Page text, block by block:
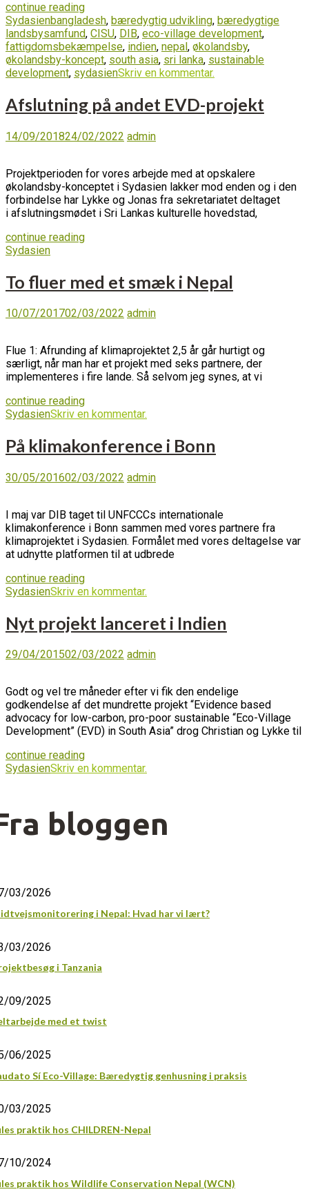
continue reading
Sydasienbangladesh, bæredygtig udvikling, bæredygtige
landsbysamfund, CISU, DIB, eco-village development,
fattigdomsbekæmpelse, indien, nepal , økolandsby,
økolandsby-koncept, south asia, sri lanka, sustainable
development, sydasienSkriv en kommentar.
Afslutning på andet EVD-projekt
14/09/201824/02/2022 admin
Projektperioden for vores arbejde med at opskalere
økolandsby-konceptet i Sydasien lakker mod enden og i den
forbindelse har Lykke og Jonas fra sekretariatet deltaget
i afslutningsmødet i Sri Lankas kulturelle hovedstad,
continue reading
Sydasien
To fluer med et smæk i Nepal
10/07/201702/03/2022 admin
Flue 1: Afrunding af klimaprojektet 2,5 år går hurtigt og
særligt, når man har et projekt med seks partnere, der
implementeres i fire lande. Så selvom jeg synes, at vi
continue reading
SydasienSkriv en kommentar.
På klimakonference i Bonn
30/05/201602/03/2022 admin
I maj var DIB taget til UNFCCCs internationale
klimakonference i Bonn sammen med vores partnere fra
klimaprojektet i Sydasien. Formålet med vores deltagelse var
at udnytte platformen til at udbrede
continue reading
SydasienSkriv en kommentar.
Nyt projekt lanceret i Indien
29/04/201502/03/2022 admin
Godt og vel tre måneder efter vi fik den endelige
godkendelse af det mundrette projekt “Evidence based
advocacy for low-carbon, pro-poor sustainable “Eco-Village
Development” (EVD) in South Asia” drog Christian og Lykke til
continue reading
SydasienSkriv en kommentar.
bloggen
03/2026
i Nepal: Hvad har vi lært?
03/2026
i Tanzania
09/2025
med et twist
06/2025
Sí Eco-Village: Bæredygtig genhusning i praksis
03/2025
praktik hos CHILDREN-Nepal
10/2024
praktik hos Wildlife Conservation Nepal (WCN)